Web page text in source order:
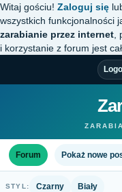
Witaj gościu! Zaloguj się
wszystkich funkcjonalności
zarabianie przez internet
i korzystanie z forum jest
Forum Pokaż nowe
STYL: Czarny Biały